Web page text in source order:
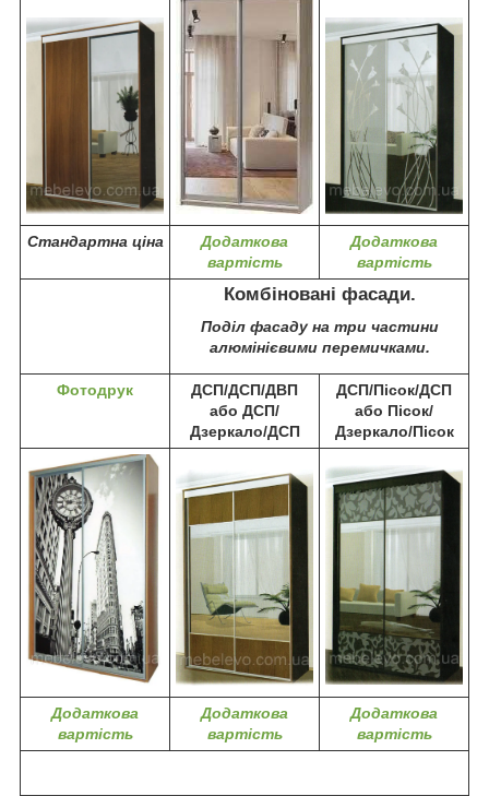
Стандартна ціна
Додаткова
вартість
Додаткова
вартість
Комбіновані фасади.
Поділ фасаду на три частини
алюмінієвими перемичками.
Фотодрук
ДСП/ДСП/ДВП
або ДСП/
Дзеркало/ДСП
ДСП/Пісок/ДСП
або Пісок/
Дзеркало/Пісок
Додаткова
вартість
Додаткова
вартість
Додаткова
вартість